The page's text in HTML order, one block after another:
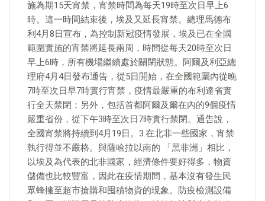
施為期15天宵禁，宵禁時間為每天19時至次日早上6
時。這一時間結束後，埃及又延長宵禁。總理馬德布
利4月8日宣布，為控制新冠疫情發展，埃及已在全國
範圍實施的宵禁將延長兩周，時間從每天20時至次日
早上6時，所有機場繼續處於關閉狀態。阿爾及利亞總
理府4月4日發布通告，從5日開始，在全國範圍內從晚
7時至次日早7時實行宵禁，疫情最嚴重的布利達省實
行全天禁閉；另外，包括首都阿爾及爾在內的9個疫情
嚴重省份，從下午3時至次日7時實行禁閉。通告說，
全國宵禁將持續到4月19日。3.在北非一些國家，宵禁
執行得並不嚴格。與薩哈拉以南的 「黑非洲」相比，
以埃及為代表的北非國家，經濟條件要好得多，物資
儲備也比較豐富，因此在疫情期間，基本沒有發生民
眾蜂擁至超市搶購和囤積物資的現象。防疫檢測設備